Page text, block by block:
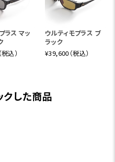
ラス マッ
込）
ウルティモプラス ブ
ラック
¥39,600（税込）
クした商品